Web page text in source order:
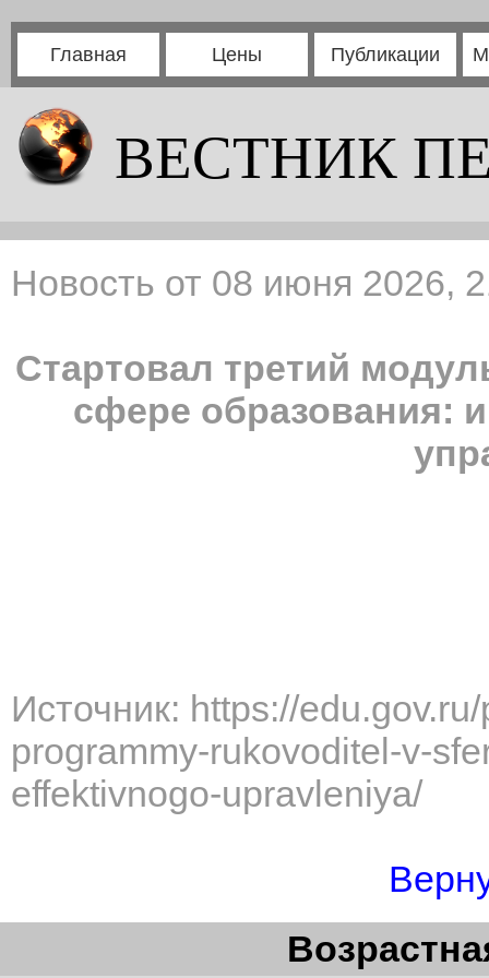
Главная Цены Публикации
ВЕСТНИК
Новость от 08 июня 2026,
Стартовал третий
сфере образования:
Источник: https://
programmy-rukovoditel-v-
effektivnogo-upravleniya/